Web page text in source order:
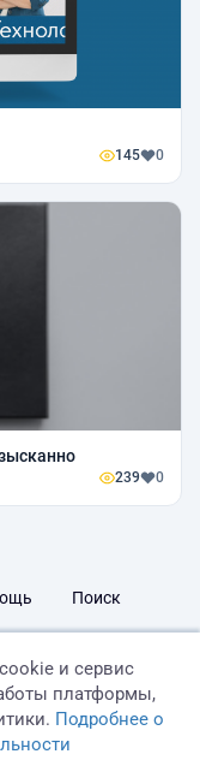
145 0
239 0
Поиск
и сервис
платформы,
Подробнее о